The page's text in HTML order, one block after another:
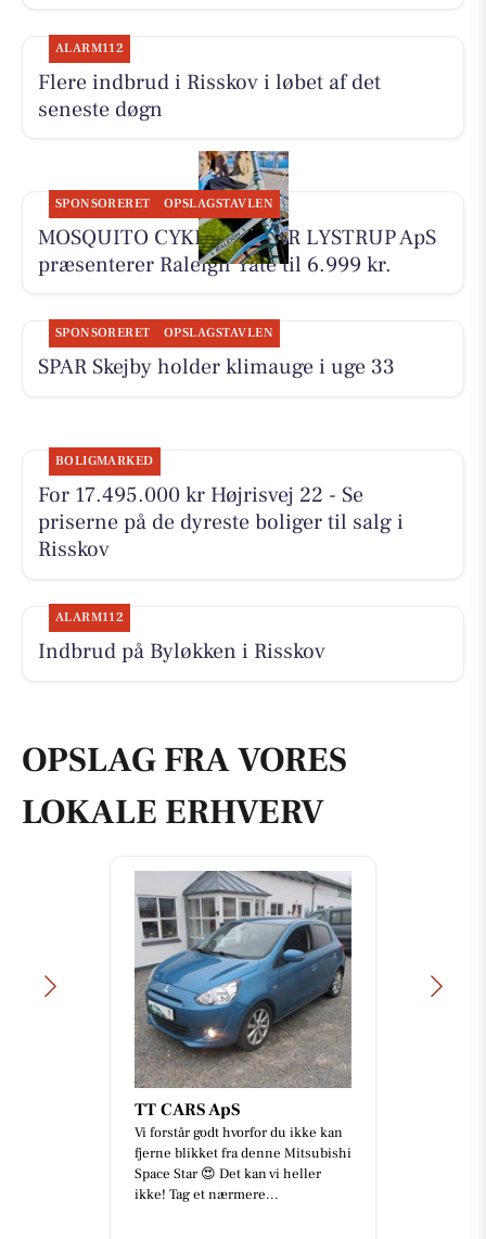
ALARM112
Flere indbrud i Risskov i løbet af det
seneste døgn
SPONSORERET OPSLAGSTAVLEN
MOSQUITO CYKELCENTER LYSTRUP ApS
præsenterer Raleigh Yate til 6.999 kr.
SPONSORERET OPSLAGSTAVLEN
SPAR Skejby holder klimauge i uge 33
BOLIGMARKED
For 17.495.000 kr Højrisvej 22 - Se
priserne på de dyreste boliger til salg i
Risskov
ALARM112
Indbrud på Byløkken i Risskov
OPSLAG FRA VORES
LOKALE ERHVERV
TT CARS ApS
Vi forstår godt hvorfor du ikke kan
fjerne blikket fra denne Mitsubishi
Space Star 😍 Det kan vi heller
ikke! Tag et nærmere...